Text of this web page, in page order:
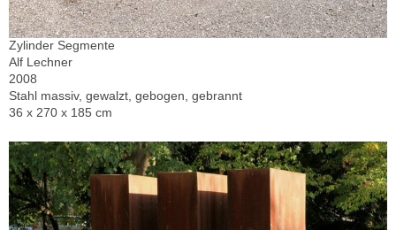
Zylinder Segmente
Alf Lechner
2008
Stahl massiv, gewalzt, gebogen, gebrannt
36 x 270 x 185 cm